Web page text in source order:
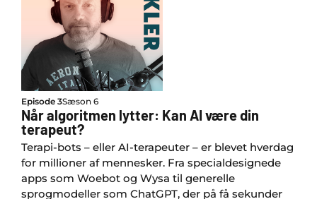
Episode 3Sæson 6
Når algoritmen lytter: Kan AI være din
terapeut?
Terapi-bots – eller AI-terapeuter – er blevet hverdag
for millioner af mennesker. Fra specialdesignede
apps som Woebot og Wysa til generelle
sprogmodeller som ChatGPT, der på få sekunder